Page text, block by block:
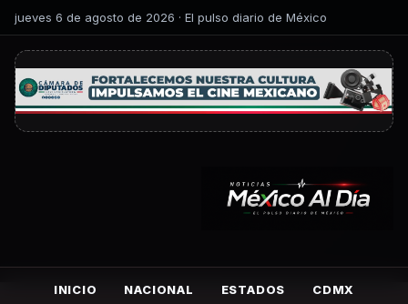
jueves 6 de agosto de 2026 · El pulso diario de México
INICIO NACIONAL ESTADOS CDMX